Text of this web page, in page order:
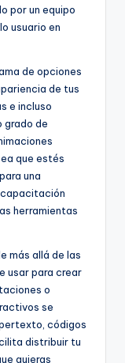
por un equipo
usuario en
de opciones
de tus
e incluso
grado de
que estés
una
capacitación
herramientas
más allá de las
usar para crear
o
se
códigos
distribuir tu
quieras